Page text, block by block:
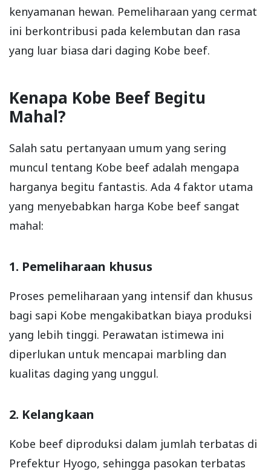
kenyamanan hewan. Pemeliharaan yang cermat
ini berkontribusi pada kelembutan dan rasa
yang luar biasa dari daging Kobe beef.
Kenapa Kobe Beef Begitu
Mahal?
Salah satu pertanyaan umum yang sering
muncul tentang Kobe beef adalah mengapa
harganya begitu fantastis. Ada 4 faktor utama
yang menyebabkan harga Kobe beef sangat
mahal:
1. Pemeliharaan khusus
Proses pemeliharaan yang intensif dan khusus
bagi sapi Kobe mengakibatkan biaya produksi
yang lebih tinggi. Perawatan istimewa ini
diperlukan untuk mencapai marbling dan
kualitas daging yang unggul.
2. Kelangkaan
Kobe beef diproduksi dalam jumlah terbatas di
Prefektur Hyogo, sehingga pasokan terbatas